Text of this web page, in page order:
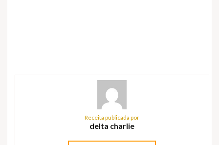
Receita publicada por
delta charlie